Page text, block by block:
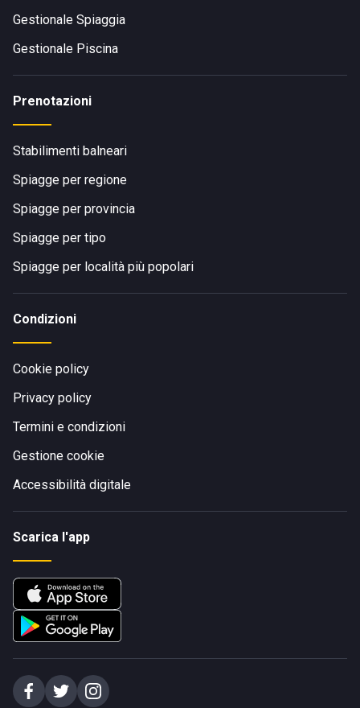
Gestionale Spiaggia
Gestionale Piscina
Prenotazioni
Stabilimenti balneari
Spiagge per regione
Spiagge per provincia
Spiagge per tipo
Spiagge per località più popolari
Condizioni
Cookie policy
Privacy policy
Termini e condizioni
Gestione cookie
Accessibilità digitale
Scarica l'app